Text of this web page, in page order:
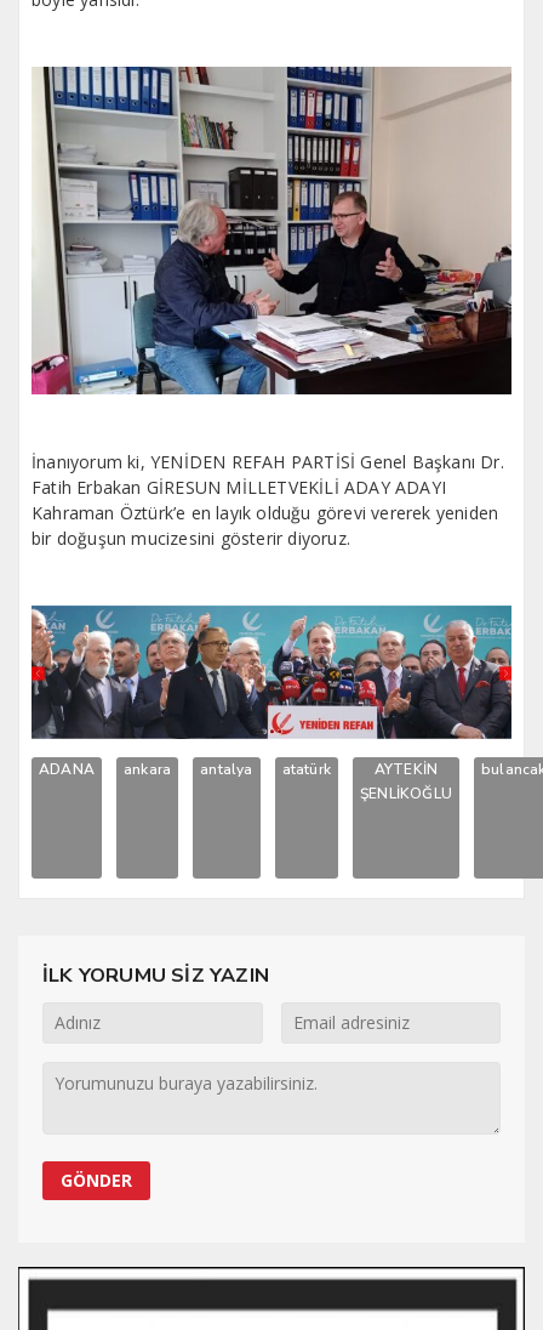
İnanıyorum ki, YENİDEN REFAH PARTİSİ Genel Başkanı Dr.
Fatih Erbakan GİRESUN MİLLETVEKİLİ ADAY ADAYI
Kahraman Öztürk’e en layık olduğu görevi vererek yeniden
bir doğuşun mucizesini gösterir diyoruz.
ADANA ankara antalya atatürk
AYTEKİN
ŞENLİKOĞLU
İLK YORUMU SİZ YAZIN